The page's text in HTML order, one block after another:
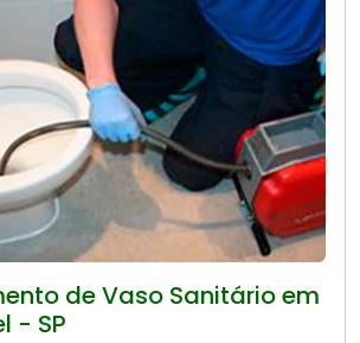
de Vaso Sanitário em
- SP